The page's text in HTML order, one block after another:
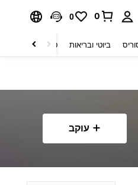
0
0
ביוטי ובריאות טקסטיל לבית
עוקב